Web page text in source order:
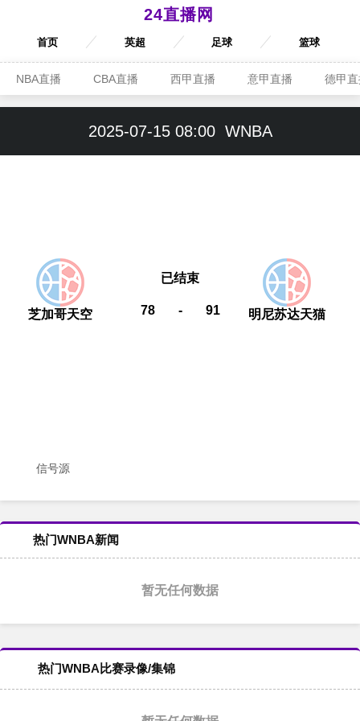
24直播网
首页 英超 足球 篮球
NBA直播 CBA直播 西甲直播 意甲直播 德甲
2025-07-15 08:00 WNBA
芝加哥天空 78 - 91
已结束
明尼苏达天猫
信号源
热门WNBA新闻
暂无任何数据
热门WNBA比赛录像/集锦